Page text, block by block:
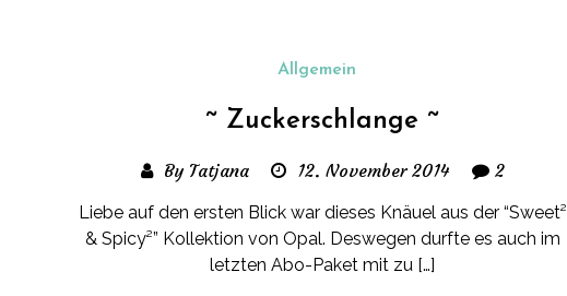
Allgemein
~ Zuckerschlange ~
By Tatjana 12. November 2014 2
Liebe auf den ersten Blick war dieses Knäuel aus der “Sweet²
& Spicy²” Kollektion von Opal. Deswegen durfte es auch im
letzten Abo-Paket mit zu […]